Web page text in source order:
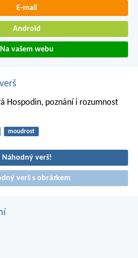
E-mail
Android
Na vašem webu
Hospodin, poznání i rozumnost
moudrost
Náhodný verš!
verš s obrázkem